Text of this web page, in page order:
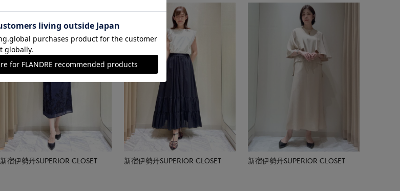
新宿伊勢丹SUPERIOR CLOSET 新宿伊勢丹SUPERIOR CLOSET 新宿伊勢丹SUPERIOR CLOSET